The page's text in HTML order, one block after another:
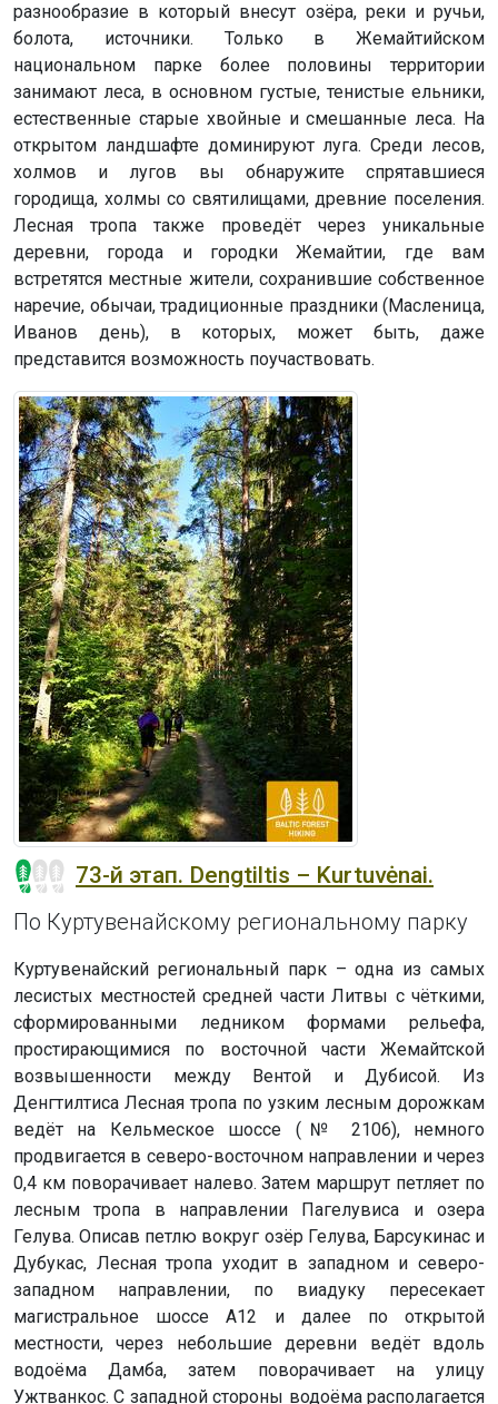
разнообразие в который внесут озёра, реки и ручьи,
болота, источники. Только в Жемайтийском
национальном парке более половины территории
занимают леса, в основном густые, тенистые ельники,
естественные старые хвойные и смешанные леса. На
открытом ландшафте доминируют луга. Среди лесов,
холмов и лугов вы обнаружите спрятавшиеся
городища, холмы со святилищами, древние поселения.
Лесная тропа также проведёт через уникальные
деревни, города и городки Жемайтии, где вам
встретятся местные жители, сохранившие собственное
наречие, обычаи, традиционные праздники (Масленица,
Иванов день), в которых, может быть, даже
представится возможность поучаствовать.
73-й этап. Dengtiltis – Kurtuvėnai.
По Куртувенайскому региональному парку
Куртувенайский региональный парк – одна из самых
лесистых местностей средней части Литвы с чёткими,
сформированными ледником формами рельефа,
простирающимися по восточной части Жемайтской
возвышенности между Вентой и Дубисой. Из
Денгтилтиса Лесная тропа по узким лесным дорожкам
ведёт на Кельмеское шоссе (№ 2106), немного
продвигается в северо-восточном направлении и через
0,4 км поворачивает налево. Затем маршрут петляет по
лесным тропа в направлении Пагелувиса и озера
Гелува. Описав петлю вокруг озёр Гелува, Барсукинас и
Дубукас, Лесная тропа уходит в западном и северо-
западном направлении, по виадуку пересекает
магистральное шоссе А12 и далее по открытой
местности, через небольшие деревни ведёт вдоль
водоёма Дамба, затем поворачивает на улицу
Ужтванкос. С западной стороны водоёма располагается